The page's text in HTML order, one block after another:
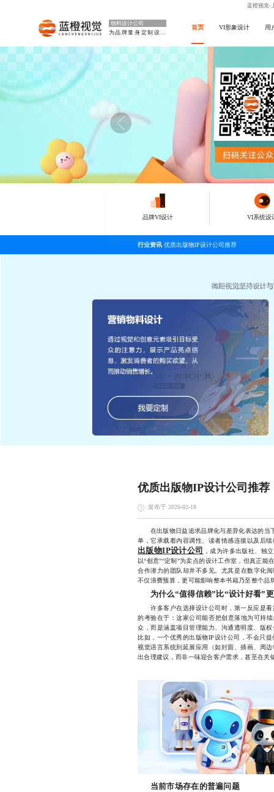
蓝橙视觉-
物料设计公司
为品牌量身定制设计
首页 VI形象设计 用
品牌VI设计 VI系统设
行业资讯 优质出版物IP设计公司推荐
优质出版物IP设计公司推荐
发布于 2026-02-18
在出版物日益追求品牌化与差异化表达的当
单，它承载着内容调性、读者情感连接以及后
出版物IP设计公司
，成为许多出版社、独
以“创意”“定制”为卖点的设计工作室，但真正
合作潜力的团队却并不多见。尤其是在数字化
不仅浪费预算，更可能影响整本书籍乃至整个品
为什么“值得信赖”比“设计好看”
许多客户在选择设计公司时，第一反应是看
的考验在于：这家公司能否把创意落地为可持
众，而是涵盖项目管理能力、沟通透明度、版
比如，一个优秀的出版物IP设计公司，不会只
视觉语言系统到延展应用（如封面、插画、周
出合理建议，而非一味迎合客户需求，甚至在关
当前市场存在的普遍问题